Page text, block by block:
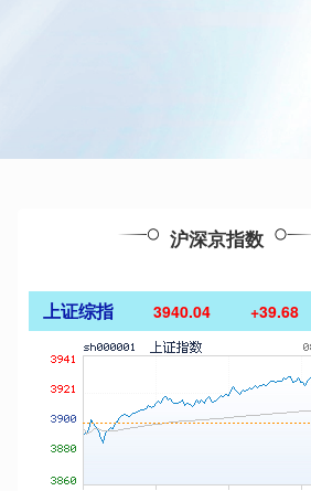
沪深京指数
上证综指 3940.04 +39.68